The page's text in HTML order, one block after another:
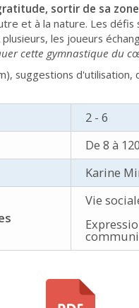
sortir de sa
et à la nature. Les
plusieurs, les joueurs
cette gymnastique du
suggestions
2 - 6
De 8 à
Karine
Vie